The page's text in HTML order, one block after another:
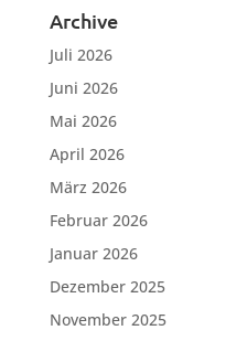
Archive
Juli 2026
Juni 2026
Mai 2026
April 2026
März 2026
Februar 2026
Januar 2026
Dezember 2025
November 2025